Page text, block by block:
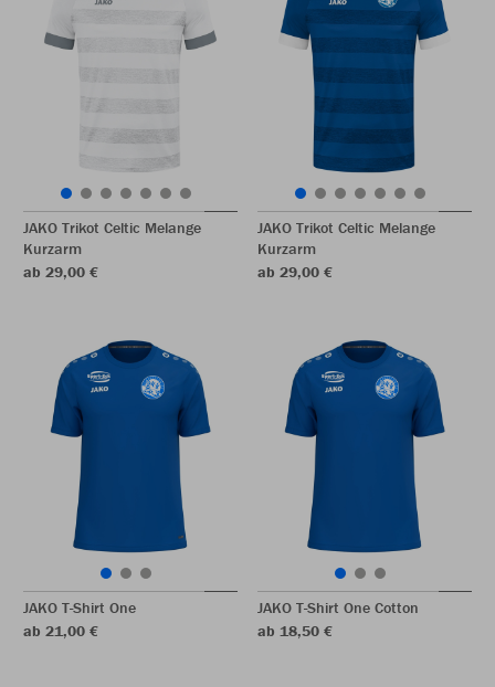
JAKO Trikot Celtic Melange
Kurzarm
ab 29,00 €
JAKO Trikot Celtic Melange
Kurzarm
ab 29,00 €
JAKO T-Shirt One
ab 21,00 €
JAKO T-Shirt One Cotton
ab 18,50 €